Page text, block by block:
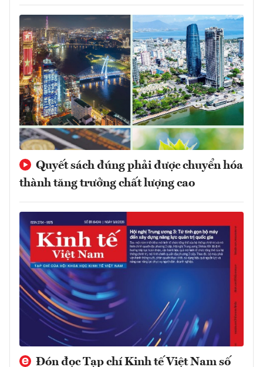
Quyết sách đúng phải được chuyển hóa
thành tăng trưởng chất lượng cao
Đón đọc Tạp chí Kinh tế Việt Nam số